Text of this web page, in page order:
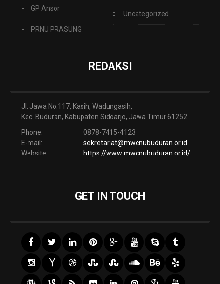
GP Ansor
PRNU PRASUNG
Uncategorized
REDAKSI
Jl. Jawa No.117, Kasih, Wadungasih,
Kec. Buduran, Kabupaten Sidoarjo, Jawa Timur 61252
Phone:
0878-7415-4123
E-mail:
sekretariat@mwcnubuduran.or.id
Website:
https://www mwcnubuduran.or.id/
GET IN TOUCH